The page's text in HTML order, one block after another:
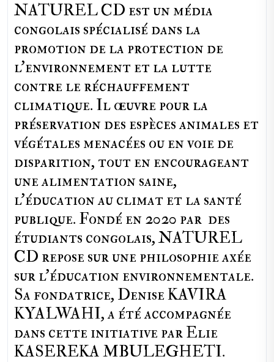
NATUREL CD est un média
congolais spécialisé dans la
promotion de la protection de
l’environnement et la lutte
contre le réchauffement
climatique. Il œuvre pour la
préservation des espèces animales et
végétales menacées ou en voie de
disparition, tout en encourageant
une alimentation saine,
l'éducation au climat et la santé
publique. Fondé en 2020 par des
étudiants congolais, NATUREL
CD repose sur une philosophie axée
sur l'éducation environnementale.
Sa fondatrice, Denise KAVIRA
KYALWAHI, a été accompagnée
dans cette initiative par Elie
KASEREKA MBULEGHETI.